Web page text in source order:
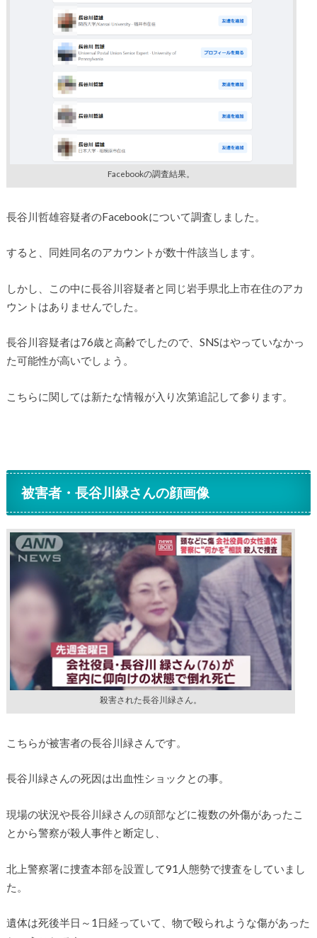
Facebookの調査結果。
長谷川哲雄容疑者のFacebookについて調査しました。
すると、同姓同名のアカウントが数十件該当します。
しかし、この中に長谷川容疑者と同じ岩手県北上市在住のアカ
ウントはありませんでした。
長谷川容疑者は76歳と高齢でしたので、SNSはやっていなかっ
た可能性が高いでしょう。
こちらに関しては新たな情報が入り次第追記して参ります。
被害者・長谷川緑さんの顔画像
殺害された長谷川緑さん。
こちらが被害者の長谷川緑さんです。
長谷川緑さんの死因は出血性ショックとの事。
現場の状況や長谷川緑さんの頭部などに複数の外傷があったこ
とから警察が殺人事件と断定し、
北上警察署に捜査本部を設置して91人態勢で捜査をしていまし
た。
遺体は死後半日～1日経っていて、物で殴られような傷があった